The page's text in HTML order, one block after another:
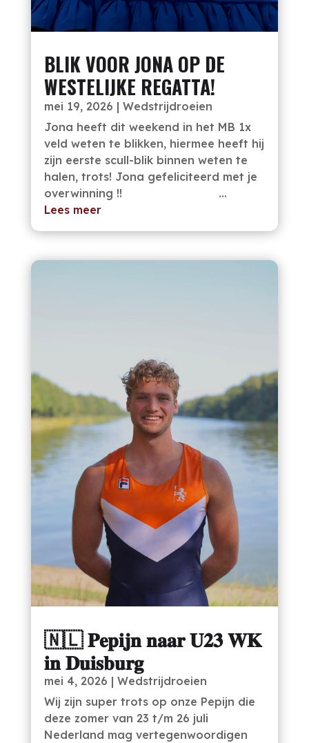
BLIK VOOR JONA OP DE
WESTELIJKE REGATTA!
mei 19, 2026 | Wedstrijdroeien
Jona heeft dit weekend in het MB 1x
veld weten te blikken, hiermee heeft hij
zijn eerste scull-blik binnen weten te
halen, trots! Jona gefeliciteerd met je
overwinning !! ...
Lees meer
🇳🇱 𝐏𝐞𝐩𝐢𝐣𝐧 𝐧𝐚𝐚𝐫 𝐔𝟐𝟑 𝐖𝐊
𝐢𝐧 𝐃𝐮𝐢𝐬𝐛𝐮𝐫𝐠
mei 4, 2026 | Wedstrijdroeien
Wij zijn super trots op onze Pepijn die
deze zomer van 23 t/m 26 juli
Nederland mag vertegenwoordigen